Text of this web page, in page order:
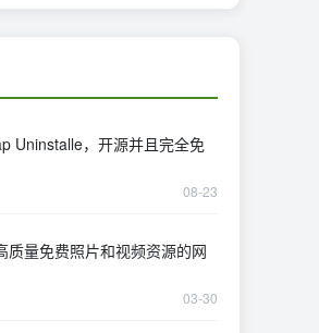
Uninstalle，开源并且完全免
08-23
质量免费照片和视频资源的网
03-30